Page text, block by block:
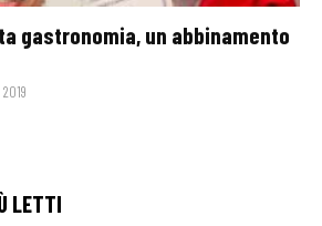
gastronomia, un abbinamento
LETTI